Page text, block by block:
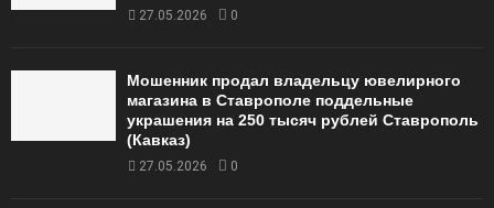
27.05.2026 0
Мошенник продал владельцу ювелирного
магазина в Ставрополе поддельные
украшения на 250 тысяч рублей Ставрополь
(Кавказ)
27.05.2026 0